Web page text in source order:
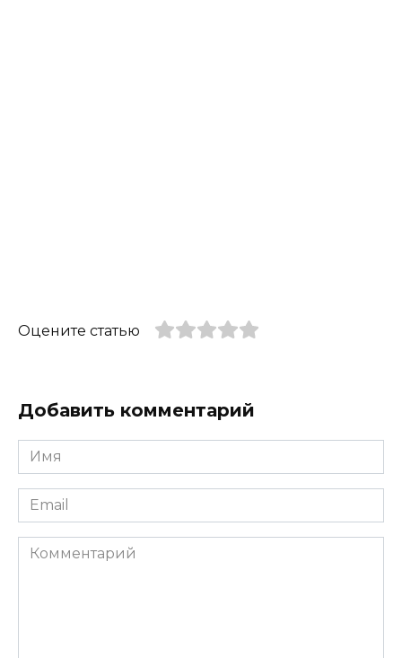
Оцените статью
Добавить комментарий
Имя
*
Email
*
Комментарий